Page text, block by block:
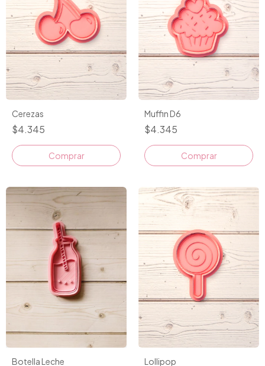
Cerezas
$4.345
Comprar
Muffin D6
$4.345
Comprar
Botella Leche Lollipop